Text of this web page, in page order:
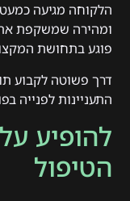
הלקוחה מגיעה כמעט
ומהירה שמשקפת את
פוגע בתחושת
דרך פשוטה לקבוע
התעניינות לפנייה
להופיע
הטיפול